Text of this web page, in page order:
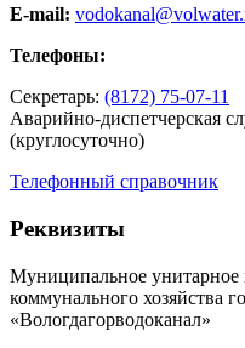
E-mail:
Телефоны:
Секретарь: (8172) 75-07-11
Аварийно-диспетчерская
(круглосуточно)
Телефонный справочник
Реквизиты
Муниципальное
коммунального хозяйства
«Вологдагорводоканал»